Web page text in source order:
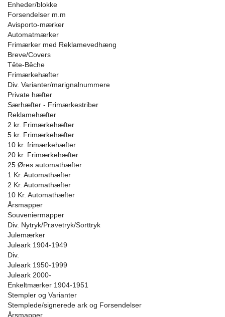
Enheder/blokke
Forsendelser m.m
Avisporto-mærker
Automatmærker
Frimærker med Reklamevedhæng
Breve/Covers
Tête-Bêche
Frimærkehæfter
Div. Varianter/marignalnummere
Private hæfter
Særhæfter - Frimærkestriber
Reklamehæfter
2 kr. Frimærkehæfter
5 kr. Frimærkehæfter
10 kr. frimærkehæfter
20 kr. Frimærkehæfter
25 Øres automathæfter
1 Kr. Automathæfter
2 Kr. Automathæfter
10 Kr. Automathæfter
Årsmapper
Souveniermapper
Div. Nytryk/Prøvetryk/Sorttryk
Julemærker
Juleark 1904-1949
Div.
Juleark 1950-1999
Juleark 2000-
Enkeltmærker 1904-1951
Stempler og Varianter
Stemplede/signerede ark og Forsendelser
Årsmapper